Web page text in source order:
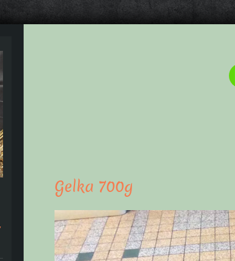
Gelka 700g
Lecteur
vidéo